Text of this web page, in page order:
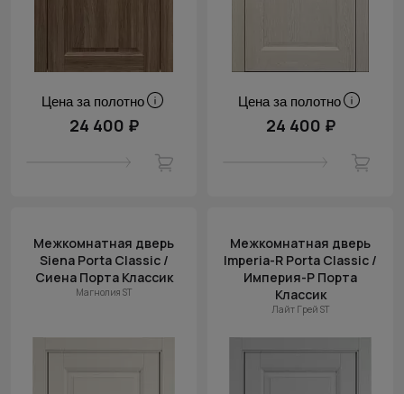
Цена за полотно
24 400 ₽
Цена за полотно
24 400 ₽
Межкомнатная дверь
Siena Porta Classic /
Сиена Порта Классик
Магнолия ST
Межкомнатная дверь
Imperia-R Porta Classic /
Империя-Р Порта
Классик
Лайт Грей ST